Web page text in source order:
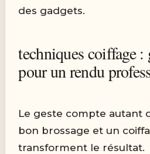
des gadgets.
techniques coiffage :
pour un rendu
Le geste compte autant
bon brossage et un
transforment le résultat.